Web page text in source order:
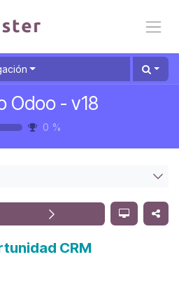
Odoo - v18
0 %
CRM